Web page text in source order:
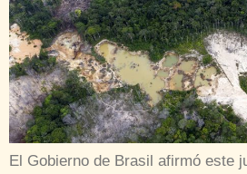
El Gobierno de Brasil afirmó este